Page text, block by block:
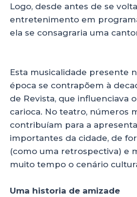
Logo, desde antes de se
entretenimento em
ela se consagraria uma
Esta musicalidade presente
época se contrapõem à
de Revista, que influenciava
carioca. No teatro, números
contribuíam para a
importantes da cidade, de
(como uma retrospectiva) e
muito tempo o cenário
Uma historia de amizade